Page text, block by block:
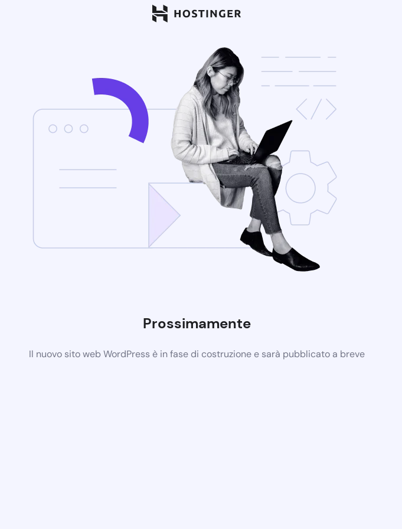
Prossimamente
Il nuovo sito web WordPress è in fase di costruzione e sarà pubblicato a breve